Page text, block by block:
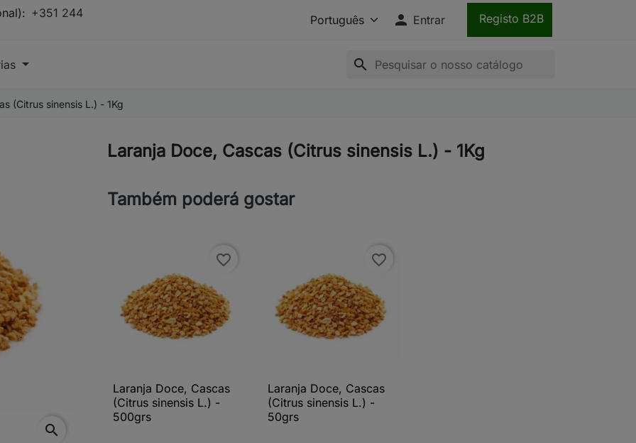
+351 244
 Entrar Registo B2B
search
(Citrus sinensis L.) - 1Kg
search
Laranja Doce, Cascas (Citrus sinensis L.) - 1Kg
Também poderá gostar
favorite_border
 Vista rápida
Laranja Doce, Cascas
(Citrus sinensis L.) -
500grs
favorite_border
 Vista rápida
Laranja Doce, Cascas
(Citrus sinensis L.) -
50grs